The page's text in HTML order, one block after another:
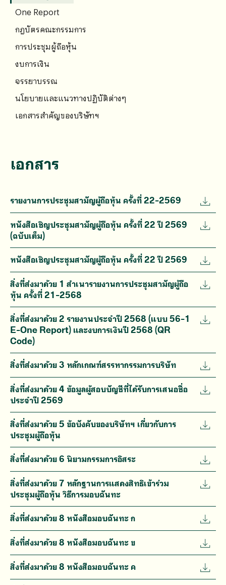
One Report
กฎบัตรคณะกรรมการ
การประชุมผู้ถือหุ้น
งบการเงิน
จรรยาบรรณ
นโยบายและแนวทางปฏิบัติต่างๆ
เอกสารสำคัญของบริษัทฯ
เอกสาร
รายงานการประชุมสามัญผู้ถือหุ้น ครั้งที่ 22-2569
หนังสือเชิญประชุมสามัญผู้ถือหุ้น ครั้งที่ 22 ปี 2569
(ฉบับเต็ม)
หนังสือเชิญประชุมสามัญผู้ถือหุ้น ครั้งที่ 22 ปี 2569
สิ่งที่ส่งมาด้วย 1 สำเนารายงานการประชุมสามัญผู้ถือ
หุ้น ครั้งที่ 21-2568
สิ่งที่ส่งมาด้วย 2 รายงานประจำปี 2568 (แบบ 56-1
E-One Report) และงบการเงินปี 2568 (QR
Code)
สิ่งที่ส่งมาด้วย 3 หลักเกณฑ์สรรหากรรมการบริษัท
สิ่งที่ส่งมาด้วย 4 ข้อมูลผู้สอบบัญชีที่ได้รับการเสนอชื่อ
ประจำปี 2569
สิ่งที่ส่งมาด้วย 5 ข้อบังคับของบริษัทฯ เกี่ยวกับการ
ประชุมผู้ถือหุ้น
สิ่งที่ส่งมาด้วย 6 นิยามกรรมการอิสระ
สิ่งที่ส่งมาด้วย 7 หลักฐานการแสดงสิทธิเข้าร่วม
ประชุมผู้ถือหุ้น วิธีการมอบฉันทะ
สิ่งที่ส่งมาด้วย 8 หนังสือมอบฉันทะ ก
สิ่งที่ส่งมาด้วย 8 หนังสือมอบฉันทะ ข
สิ่งที่ส่งมาด้วย 8 หนังสือมอบฉันทะ ค